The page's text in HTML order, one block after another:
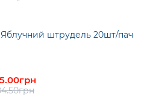
штрудель 20шт/пач